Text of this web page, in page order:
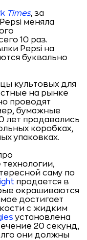
Times, за
меняла
10 раз.
Pepsi на
буквально
культовых для
на рынке
проводят
бумажные
лет продавались
коробках,
упаковках.
саму по
продается в
окрашиваются
достигает
с жидким
установлена
20 секунд,
они должны